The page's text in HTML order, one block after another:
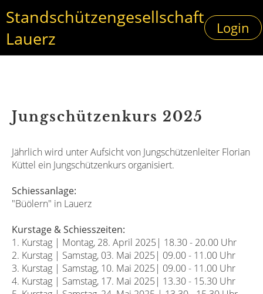
Standschützengesellschaft
Lauerz
Login
Jungschützenkurs 2025
Jährlich wird unter Aufsicht von Jungschützenleiter Florian
Küttel ein Jungschützenkurs organisiert.
Schiessanlage:
"Büölern" in Lauerz
Kurstage & Schiesszeiten:
1. Kurstag | Montag, 28. April 2025| 18.30 - 20.00 Uhr
2. Kurstag | Samstag, 03. Mai 2025| 09.00 - 11.00 Uhr
3. Kurstag | Samstag, 10. Mai 2025| 09.00 - 11.00 Uhr
4. Kurstag | Samstag, 17. Mai 2025| 13.30 - 15.30 Uhr